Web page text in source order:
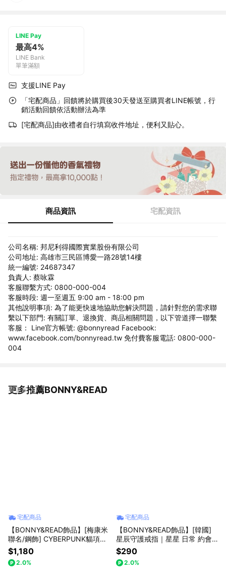
LINE Pay
最高4%
LINE Bank
單筆滿額
支援LINE Pay
「宅配商品」回饋將於購買後30天發送至購買者LINE帳號，行
銷活動回饋依活動辦法為準
[宅配商品]由收禮者自行填寫收件地址，便利又貼心。
商品資訊 宅配資訊
公司名稱: 邦尼利得國際實業股份有限公司
公司地址: 高雄市三民區博愛一路28號14樓
統一編號: 24687347
負責人: 蔡咏霖
客服聯繫方式: 0800-000-004
客服時段: 週一至週五 9:00 am - 18:00 pm
其他說明事項: 為了能更快速地協助您解決問題，請針對您的需求聯
繫以下部門: 有關訂單、退換貨、商品相關問題，以下管道擇一聯繫
客服： Line官方帳號: @bonnyread Facebook:
www.facebook.com/bonnyread.tw 免付費客服電話: 0800-000-
004
更多推薦BONNY&READ
看更多
宅配商品
【BONNY&READ飾品】[梅康米
聯名/鋼飾] CYBERPUNK貓項鍊
｜梅康米插畫 聯名飾品 造型項
鍊 中性飾品 長項鍊 禮物推薦 專
屬包裝
$1,180
2.0%
宅配商品
【BONNY&READ飾品】[韓國]
星辰守護戒指｜星星 日常 約會
開口戒 可調節 禮物推薦 女生飾
品 韓系
$290
2.0%